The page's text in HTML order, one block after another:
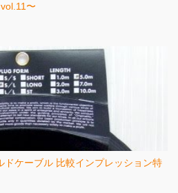
〜
ケーブル 比較インプレッション特